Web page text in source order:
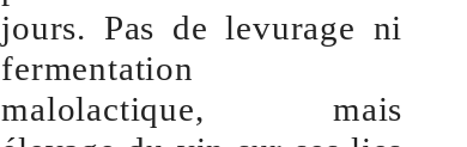
jours. Pas de levurage ni
fermentation
malolactique, mais